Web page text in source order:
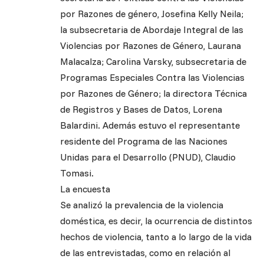
por Razones de género, Josefina Kelly Neila;
la subsecretaria de Abordaje Integral de las
Violencias por Razones de Género, Laurana
Malacalza; Carolina Varsky, subsecretaria de
Programas Especiales Contra las Violencias
por Razones de Género; la directora Técnica
de Registros y Bases de Datos, Lorena
Balardini. Además estuvo el representante
residente del Programa de las Naciones
Unidas para el Desarrollo (PNUD), Claudio
Tomasi.
La encuesta
Se analizó la prevalencia de la violencia
doméstica, es decir, la ocurrencia de distintos
hechos de violencia, tanto a lo largo de la vida
de las entrevistadas, como en relación al